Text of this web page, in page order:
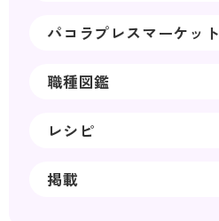
パコラプレスマーケット
職種図鑑
レシピ
掲載